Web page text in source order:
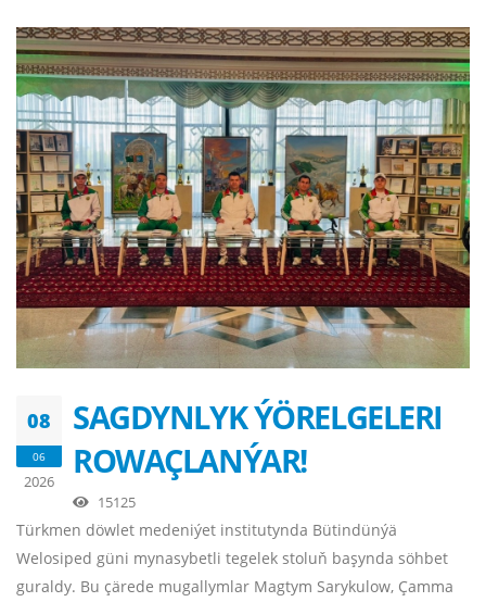
08
06
2026
SAGDYNLYK ÝÖRELGELERI
ROWAÇLANÝAR!
15125
Türkmen döwlet medeniýet institutynda Bütindünýä
Welosiped güni mynasybetli tegelek stoluň başynda söhbet
guraldy. Bu çärede mugallymlar Magtym Sarykulow, Çamma